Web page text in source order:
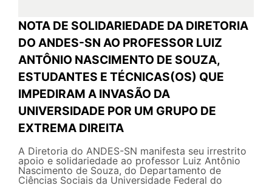
NOTA DE SOLIDARIEDADE DA DIRETORIA
DO ANDES-SN AO PROFESSOR LUIZ
ANTÔNIO NASCIMENTO DE SOUZA,
ESTUDANTES E TÉCNICAS(OS) QUE
IMPEDIRAM A INVASÃO DA
UNIVERSIDADE POR UM GRUPO DE
EXTREMA DIREITA
A Diretoria do ANDES-SN manifesta seu irrestrito
apoio e solidariedade ao professor Luiz Antônio
Nascimento de Souza, do Departamento de
Ciências Sociais da Universidade Federal do